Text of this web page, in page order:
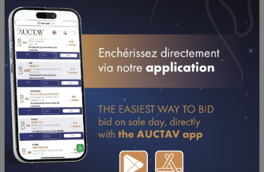
PERFORMANCES
2025
03/05/26 6ÈMEPRIX DU BOISCHAUT (LYON (A PARILLY))
26/04/26 DAPRIX DES BENEVOLES (LE MONT-SAINT-MICHEL-
PONTORSON)
CONSULTER SA FICHE SUR LETROT.COM